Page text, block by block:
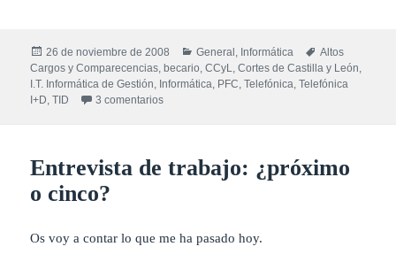
Publicado
el
26 de noviembre de 2008 Categorías
General , Informática Etiquetas
Altos
Cargos y Comparecencias, becario,CCyL,Cortes de Castilla y León,
I.T. Informática de Gestión, Informática, PFC,Telefónica,Telefónica
I+D,TID 3 comentariosen Una decisión importante y arriesgada…
Entrevista de trabajo: ¿próximo
o cinco?
Os voy a contar lo que me ha pasado hoy.